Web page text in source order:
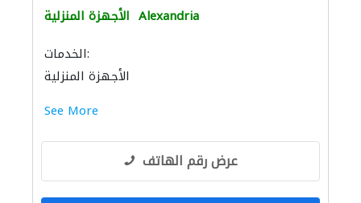
الأجهزة المنزلية Alexandria
الخدمات:
الأجهزة المنزلية
See More
عرض رقم الهاتف